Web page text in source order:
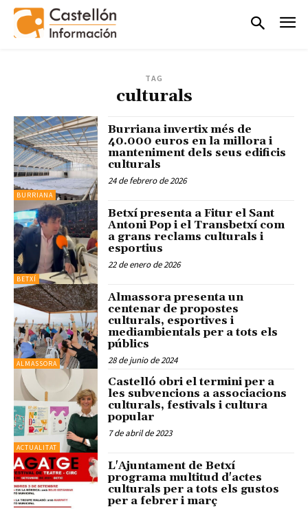
TAG
culturals
BURRIANA
Burriana invertix més de
40.000 euros en la millora i
manteniment dels seus edificis
culturals
24 de febrero de 2026
BETXÍ
Betxí presenta a Fitur el Sant
Antoni Pop i el Transbetxí com
a grans reclams culturals i
esportius
22 de enero de 2026
ALMASSORA
Almassora presenta un
centenar de propostes
culturals, esportives i
mediambientals per a tots els
públics
28 de junio de 2024
ACTUALITAT
Castelló obri el termini per a
les subvencions a associacions
culturals, festivals i cultura
popular
7 de abril de 2023
L'Ajuntament de Betxí
programa multitud d'actes
culturals per a tots els gustos
per a febrer i març